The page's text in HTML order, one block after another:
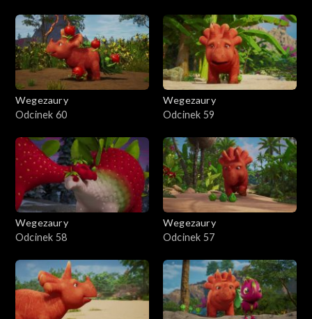
Wegezaury
Odcinek 60
Wegezaury
Odcinek 59
Wegezaury
Odcinek 58
Wegezaury
Odcinek 57